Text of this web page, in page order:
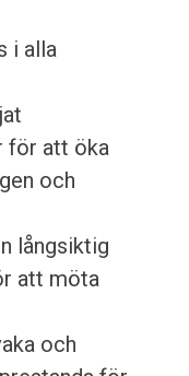
i alla
för att öka
och
långsiktig
att möta
och